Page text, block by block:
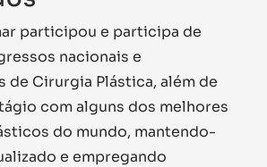
participou e participa de
nacionais e
de Cirurgia Plástica, além de
com alguns dos melhores
do mundo, mantendo-
e empregando